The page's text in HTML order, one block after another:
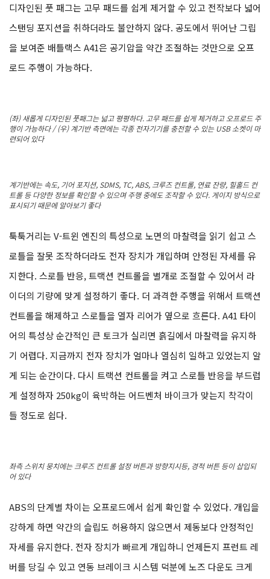
디자인된 풋 패그는 고무 패드를 쉽게 제거할 수 있고 전작보다 넓어
스탠딩 포지션을 취하더라도 불안하지 않다. 공도에서 뛰어난 그립
을 보여준 배틀랙스 A41은 공기압을 약간 조절하는 것만으로 오프
로드 주행이 가능하다.
(좌) 새롭게 디자인된 풋패그는 넓고 평평하다. 고무 패드를 쉽게 제거하고 오프로드 주
행이 가능하다 / (우) 계기반 측면에는 각종 전자기기를 충전할 수 있는 USB 소켓이 마
련되어 있다
계기반에는 속도, 기어 포지션, SDMS, TC, ABS, 크루즈 컨트롤, 연료 잔량, 힐홀드 컨
트롤 등 다양한 정보를 확인할 수 있으며 주행 중에도 조작할 수 있다. 게이지 방식으로
표시되기 때문에 알아보기 좋다
툭툭거리는 V-트윈 엔진의 특성으로 노면의 마찰력을 읽기 쉽고 스
로틀을 잘못 조작하더라도 전자 장치가 개입하며 안정된 자세를 유
지한다. 스로틀 반응, 트랙션 컨트롤을 별개로 조절할 수 있어서 라
이더의 기량에 맞게 설정하기 좋다. 더 과격한 주행을 위해서 트랙션
컨트롤을 해제하고 스로틀을 열자 리어가 옆으로 흐른다. A41 타이
어의 특성상 순간적인 큰 토크가 실리면 흙길에서 마찰력을 유지하
기 어렵다. 지금까지 전자 장치가 얼마나 열심히 일하고 있었는지 알
게 되는 순간이다. 다시 트랙션 컨트롤을 켜고 스로틀 반응을 부드럽
게 설정하자 250kg이 육박하는 어드벤처 바이크가 맞는지 착각이
들 정도로 쉽다.
좌측 스위치 뭉치에는 크루즈 컨트롤 설정 버튼과 방향지시등, 경적 버튼 등이 삽입되
어 있다
ABS의 단계별 차이는 오프로드에서 쉽게 확인할 수 있었다. 개입을
강하게 하면 약간의 슬립도 허용하지 않으면서 제동보다 안정적인
자세를 유지한다. 전자 장치가 빠르게 개입하니 언제든지 프런트 레
버를 당길 수 있고 연동 브레이크 시스템 덕분에 노즈 다운도 크게